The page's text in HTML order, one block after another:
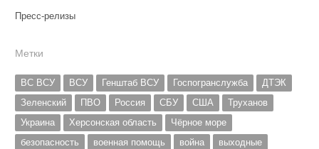
Пресс-релизы
Метки
ВС ВСУ ВСУ Генштаб ВСУ Госпогранслужба
ДТЭК
Зеленский
ПВО Россия СБУ США
Труханов
Украина
Херсонская область
Чёрное море
безопасность
военная помощь война
выходные